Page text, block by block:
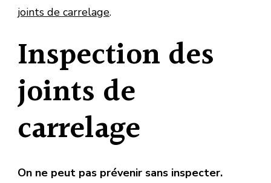
joints de carrelage.
Inspection des
joints de
carrelage
On ne peut pas prévenir sans inspecter.